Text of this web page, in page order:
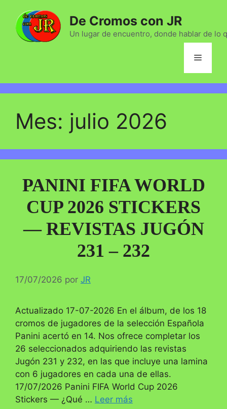
contenido
De Cromos con JR
Un lugar de encuentro, donde hablar de lo
Menú
Mes: julio 2026
PANINI FIFA WORLD
CUP 2026 STICKERS
— REVISTAS JUGÓN
231 – 232
17/07/2026 por JR
Actualizado 17-07-2026 En el álbum, de los 18
cromos de jugadores de la selección Española
Panini acertó en 14. Nos ofrece completar los
26 seleccionados adquiriendo las revistas
Jugón 231 y 232, en las que incluye una lamina
con 6 jugadores en cada una de ellas.
17/07/2026 Panini FIFA World Cup 2026
Stickers — ¿Qué … Leer más